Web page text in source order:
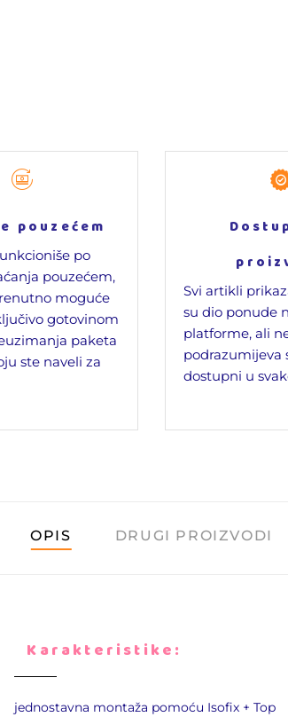
pouzećem
po
pouzećem,
moguće
gotovinom
paketa
ste naveli za
Svi artikli
su dio ponude
platforme, ali
podrazumijeva
dostupni u
OPIS DRUGI PROIZVODI
Karakteristike:
jednostavna montaža pomoću Isofix + Top